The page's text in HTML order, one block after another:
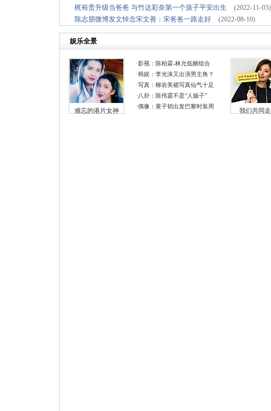
梶裕贵升级当爸爸 与竹达彩奈第一个孩子平安出生
(2022-11-03)
陈志朋微博发文悼念宋文善：宋爸爸一路走好
(2022-08-10)